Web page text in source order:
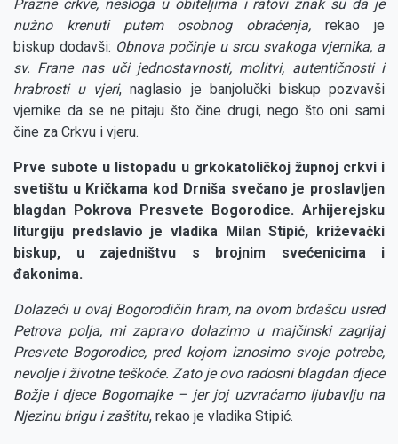
Prazne crkve, nesloga u obiteljima i ratovi znak su da je
nužno krenuti putem osobnog obraćenja,rekao je
biskup dodavši: Obnova počinje u srcu svakoga vjernika, a
sv. Frane nas uči jednostavnosti, molitvi, autentičnosti i
hrabrosti u vjeri, naglasio je banjolučki biskup pozvavši
vjernike da se ne pitaju što čine drugi, nego što oni sami
čine za Crkvu i vjeru.
Prve subote u listopadu u grkokatoličkoj župnoj crkvi i
svetištu u Kričkama kod Drniša svečano je proslavljen
blagdan Pokrova Presvete Bogorodice. Arhijerejsku
liturgiju predslavio je vladika Milan Stipić, križevački
biskup, u zajedništvu s brojnim svećenicima i
đakonima.
Dolazeći u ovaj Bogorodičin hram, na ovom brdašcu usred
Petrova polja, mi zapravo dolazimo u majčinski zagrljaj
Presvete Bogorodice, pred kojom iznosimo svoje potrebe,
nevolje i životne teškoće. Zato je ovo radosni blagdan djece
Božje i djece Bogomajke – jer joj uzvraćamo ljubavlju na
Njezinu brigu i zaštitu, rekao je vladika Stipić.